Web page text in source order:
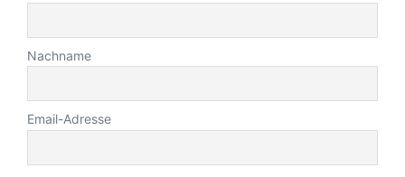
Nachname
Email-Adresse